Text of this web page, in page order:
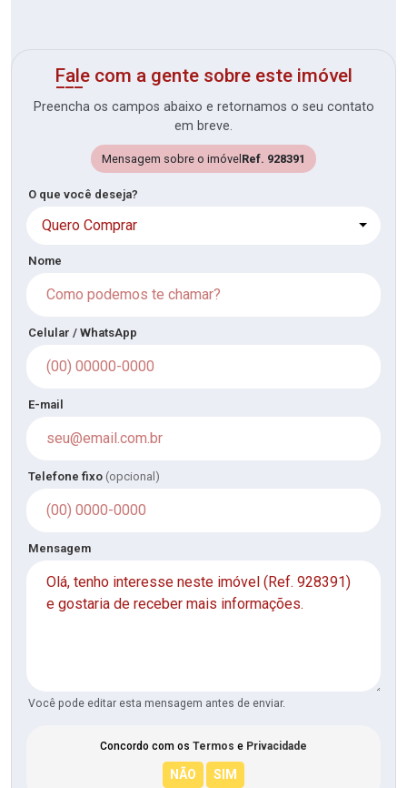
Fale com a gente sobre este imóvel
Preencha os campos abaixo e retornamos o seu contato
em breve.
Mensagem sobre o imóvel Ref. 928391
O que você deseja?
Quero Comprar
Nome
Celular / WhatsApp
E-mail
Telefone fixo (opcional)
Mensagem
Você pode editar esta mensagem antes de enviar.
Concordo com os Termos e Privacidade